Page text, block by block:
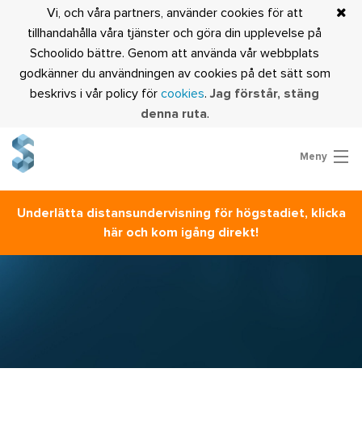
Vi, och våra partners, använder cookies för att
tillhandahålla våra tjänster och göra din upplevelse på
Schoolido bättre. Genom att använda vår webbplats
godkänner du användningen av cookies på det sätt som
beskrivs i vår policy för cookies. Jag förstår, stäng
denna ruta.
Meny
Är du lärare?
Underlätta distansundervisning för högstadiet, klicka
här och kom igång direkt!